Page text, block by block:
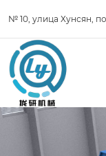
№ 10, улица Хунсян,